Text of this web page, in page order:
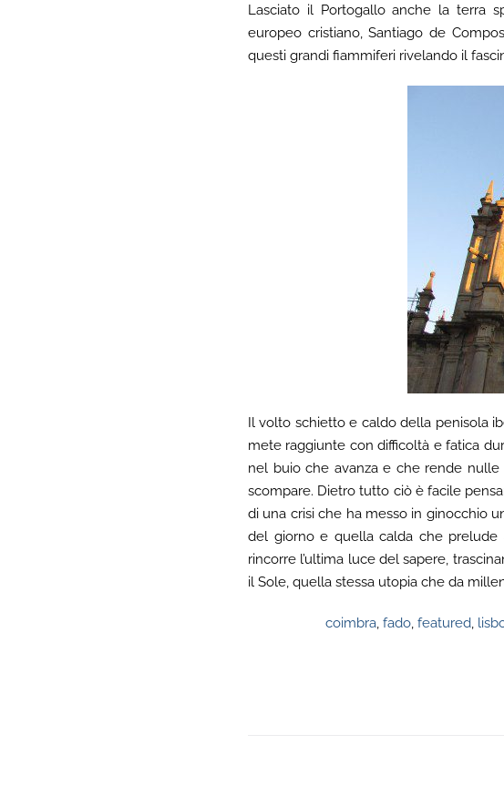
Lasciato il Portogallo anche la terra
europeo cristiano, Santiago de
questi grandi fiammiferi rivelando il
Il volto schietto e caldo della penisola
mete raggiunte con difficoltà e fatica
nel buio che avanza e che rende
scompare. Dietro tutto ciò è facile
di una crisi che ha messo in ginocchio
del giorno e quella calda che prelude
rincorre l’ultima luce del sapere,
il Sole, quella stessa utopia che da
coimbra fado featured